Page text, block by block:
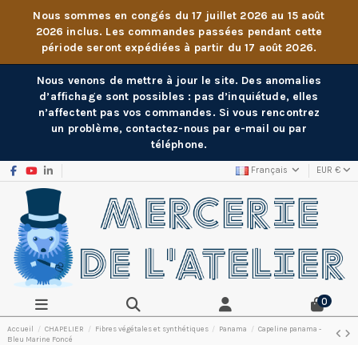
Nous sommes en congés du 17 juillet 2026 au 15 août
2026 inclus. Les commandes passées pendant cette
période seront expédiées à partir du 17 août 2026.
Nous venons de mettre à jour le site. Des anomalies
d’affichage sont possibles : pas d’inquiétude, elles
n’affectent pas vos commandes. Si vous rencontrez
un problème, contactez-nous par e-mail ou par
téléphone.
Français EUR €
0
Accueil CHAPELIER Fibres végétales et synthétiques Panama
Capeline panama -
Bleu Marine Foncé